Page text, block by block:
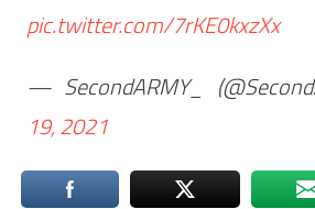
pic.twitter.com/7rKE0kxzXx
— SecondARMY_
19, 2021